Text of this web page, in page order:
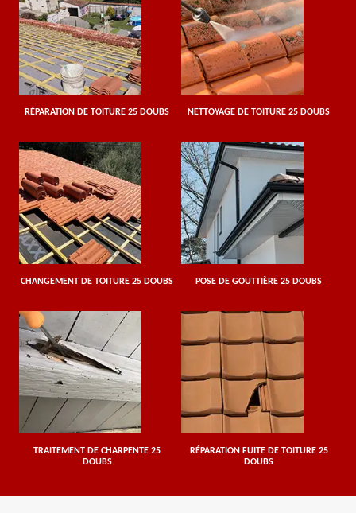
RÉPARATION DE TOITURE 25 DOUBS NETTOYAGE DE TOITURE 25 DOUBS
CHANGEMENT DE TOITURE 25 DOUBS POSE DE GOUTTIÈRE 25 DOUBS
TRAITEMENT DE CHARPENTE 25
DOUBS
RÉPARATION FUITE DE TOITURE 25
DOUBS